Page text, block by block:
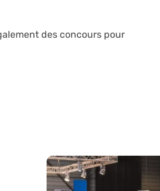
des concours pour